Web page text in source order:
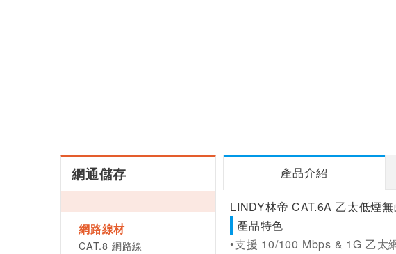
網通儲存
網路線材
CAT.8 網路線
產品介紹
LINDY林帝 CAT.6A 乙太低煙
產品特色
•支援 10/100 Mbps & 1G 乙太